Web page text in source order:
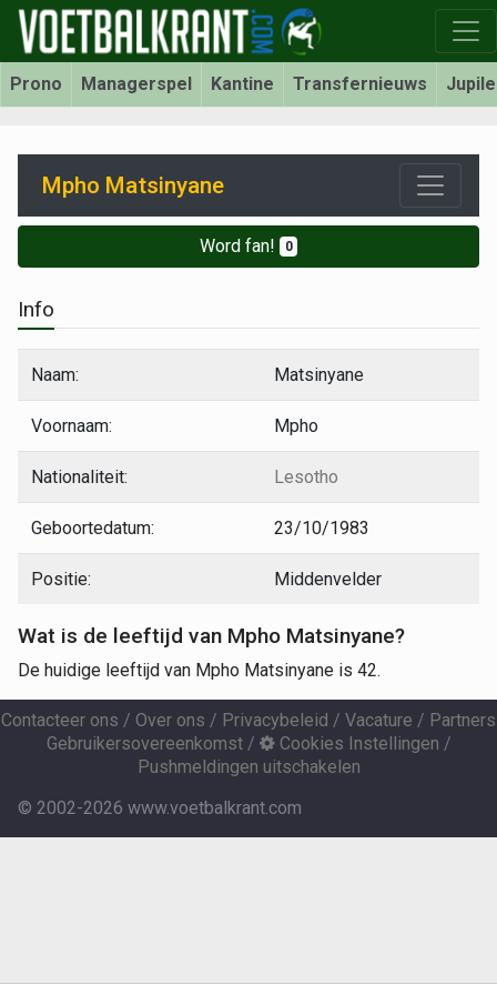
Prono Managerspel Kantine Transfernieuws
Mpho Matsinyane
Word fan! 0
Info
Naam: Matsinyane
Voornaam: Mpho
Nationaliteit: Lesotho
Geboortedatum: 23/10/1983
Positie: Middenvelder
Wat is de leeftijd van Mpho Matsinyane?
De huidige leeftijd van Mpho Matsinyane is 42.
Contacteer ons / Over ons / Privacybeleid / Vacature / Partners
Gebruikersovereenkomst/ Cookies Instellingen /
Pushmeldingen uitschakelen
© 2002-2026 www.voetbalkrant.com